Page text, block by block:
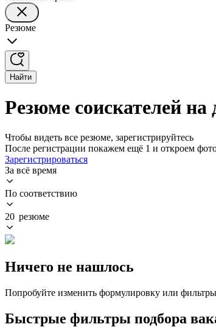
Резюме
Найти
Резюме соискателей
Чтобы видеть все резюме, зарегистрируйтесь
После регистрации покажем ещё 1 и откроем
Зарегистрироваться
За всё время
По соответствию
20 резюме
Ничего не нашлось
Попробуйте изменить формулировку или фильтры
Быстрые фильтры подбора